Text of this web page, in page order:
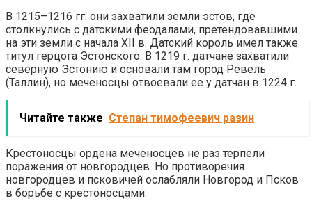
В 1215–1216 гг. они захватили земли эстов, где
столкнулись с датскими феодалами, претендовавшими
на эти земли с начала XII в. Датский король имел также
титул герцога Эстонского. В 1219 г. датчане захватили
северную Эстонию и основали там город Ревель
(Таллин), но меченосцы отвоевали ее у датчан в 1224 г.
Читайте также Степан тимофеевич разин
Крестоносцы ордена меченосцев не раз терпели
поражения от новгородцев. Но противоречия
новгородцев и псковичей ослабляли Новгород и Псков
в борьбе с крестоносцами.